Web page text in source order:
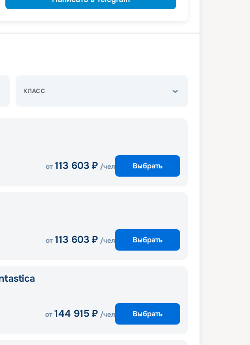
КЛАСС
от 113 603 ₽ /чел Выбрать
от 113 603 ₽ /чел Выбрать
от 144 915 ₽ /чел Выбрать